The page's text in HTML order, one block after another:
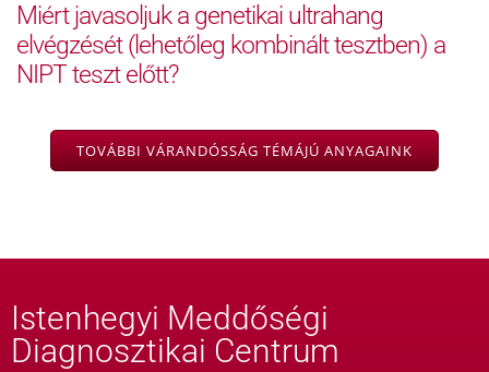
Miért javasoljuk a genetikai ultrahang
elvégzését (lehetőleg kombinált tesztben) a
NIPT teszt előtt?
TOVÁBBI VÁRANDÓSSÁG TÉMÁJÚ ANYAGAINK
Istenhegyi Meddőségi
Diagnosztikai Centrum